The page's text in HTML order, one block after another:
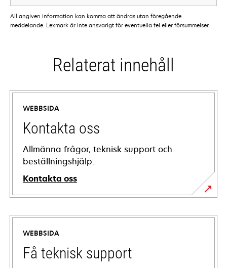
All angiven information kan komma att ändras utan föregående
meddelande. Lexmark är inte ansvarigt för eventuella fel eller försummelser.
Relaterat innehåll
WEBBSIDA
Kontakta oss
Allmänna frågor, teknisk support och
beställningshjälp.
Kontakta oss
WEBBSIDA
Få teknisk support